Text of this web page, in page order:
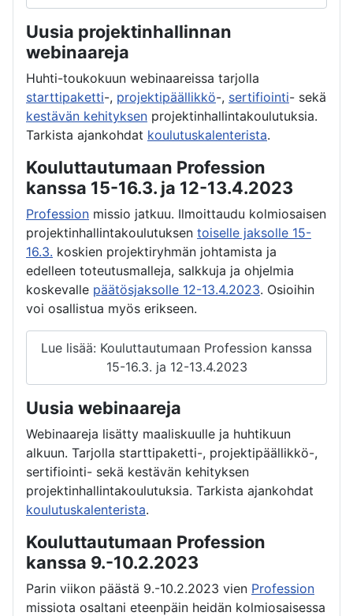
Uusia projektinhallinnan
webinaareja
Huhti-toukokuun webinaareissa tarjolla
starttipaketti-, projektipäällikkö-, sertifiointi- sekä
kestävän kehityksen projektinhallintakoulutuksia.
Tarkista ajankohdat koulutuskalenterista.
Kouluttautumaan Profession
kanssa 15-16.3. ja 12-13.4.2023
Profession missio jatkuu. Ilmoittaudu kolmiosaisen
projektinhallintakoulutuksen toiselle jaksolle 15-
16.3. koskien projektiryhmän johtamista ja
edelleen toteutusmalleja, salkkuja ja ohjelmia
koskevalle päätösjaksolle 12-13.4.2023. Osioihin
voi osallistua myös erikseen.
Lue lisää: Kouluttautumaan Profession kanssa
15-16.3. ja 12-13.4.2023
Uusia webinaareja
Webinaareja lisätty maaliskuulle ja huhtikuun
alkuun. Tarjolla starttipaketti-, projektipäällikkö-,
sertifiointi- sekä kestävän kehityksen
projektinhallintakoulutuksia. Tarkista ajankohdat
koulutuskalenterista.
Kouluttautumaan Profession
kanssa 9.-10.2.2023
Parin viikon päästä 9.-10.2.2023 vien Profession
missiota osaltani eteenpäin heidän kolmiosaisessa